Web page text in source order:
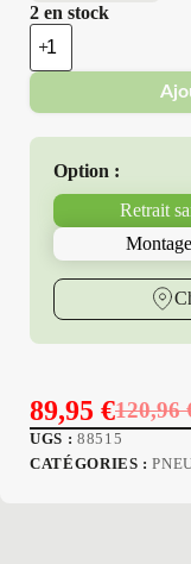
2 en stock
quantité
de
Triangle
Pneus
Neufs
245/35R19
T15
SPORTEX
Option :
Retrait
120,96
Le
prix
89,95 €Le
prix
UGS : 88515
CATÉGORIES :